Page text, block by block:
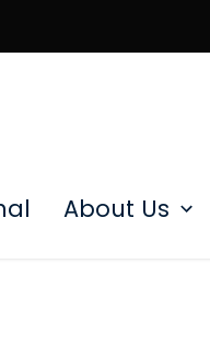
About Us